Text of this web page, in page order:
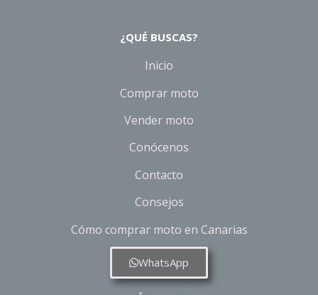
¿QUÉ BUSCAS?
Inicio
Comprar moto
Vender moto
Conócenos
Contacto
Consejos
Cómo comprar moto en Canarias
WhatsApp